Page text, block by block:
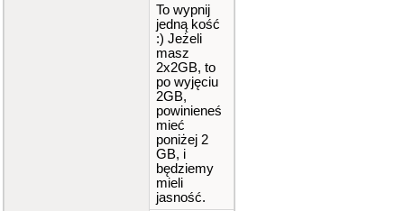
To wypnij
jedną kość
:) Jeżeli
masz
2x2GB, to
po wyjęciu
2GB,
powinieneś
mieć
poniżej 2
GB, i
będziemy
mieli
jasność.